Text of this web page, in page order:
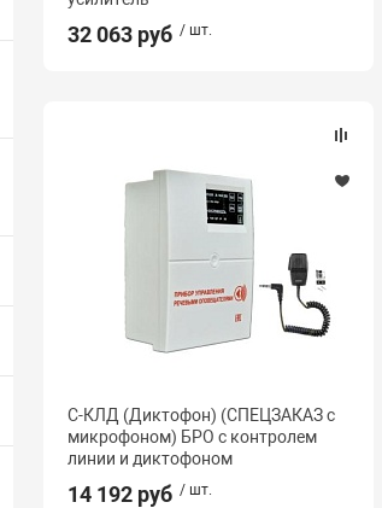
32 063 руб / шт.
С-КЛД (Диктофон) (СПЕЦЗАКАЗ с
микрофоном) БРО с контролем
линии и диктофоном
14 192 руб / шт.